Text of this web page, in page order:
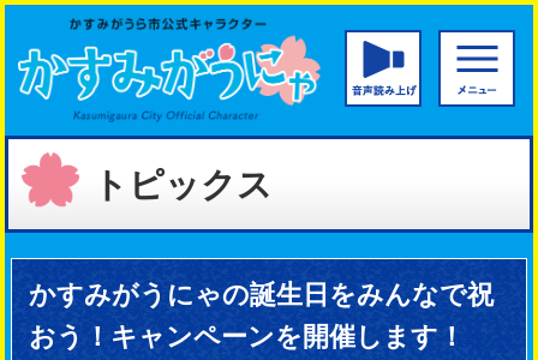
かすみがうら市
音声読み
トピックス
かすみがうにゃの誕生日をみんなで祝
おう！キャンペーンを開催します！